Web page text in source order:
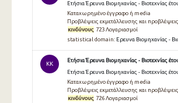
Ετήσια Έρευνα Βιομηχανίας - Βιοτεχνίας
Καταχωρημένο έγγραφο ή media
Προβλέψεις εκμετάλλευσης και προβλέψεις
κινδύνους 723 Λογαριασμοί
statistical domain: Ερευνα Βιομηχανίας -
KK
Ετήσια Έρευνα Βιομηχανίας - Βιοτεχνίας
Ετήσια Έρευνα Βιομηχανίας - Βιοτεχνίας
Καταχωρημένο έγγραφο ή media
Προβλέψεις εκμετάλλευσης και προβλέψεις
κινδύνους 726 Λογαριασμοί